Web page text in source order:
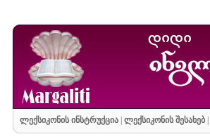
ლექსიკონის ინსტრუქცია| ლექსიკონის შესახებ|